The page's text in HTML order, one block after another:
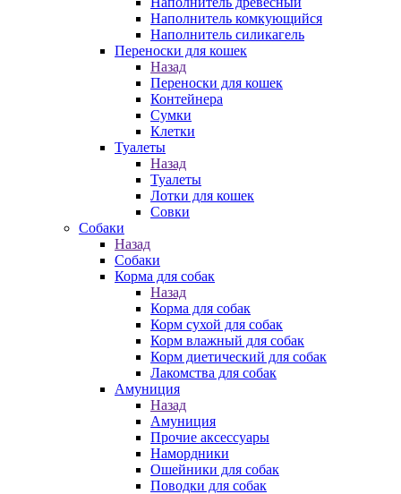
Наполнитель комкующийся
Наполнитель силикагель
Переноски для кошек
Назад
Переноски для кошек
Контейнера
Сумки
Клетки
Туалеты
Назад
Туалеты
Лотки для кошек
Совки
Собаки
Назад
Собаки
Корма для собак
Назад
Корма для собак
Корм сухой для собак
Корм влажный для собак
Корм диетический для собак
Лакомства для собак
Амуниция
Назад
Амуниция
Прочие аксессуары
Намордники
Ошейники для собак
Поводки для собак